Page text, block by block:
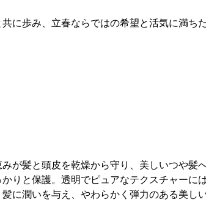
に歩み、立春ならではの希望と活気に満ち
が髪と頭皮を乾燥から守り、美しいつや髪
りと保護。透明でピュアなテクスチャーに
に潤いを与え、やわらかく弾力のある美し